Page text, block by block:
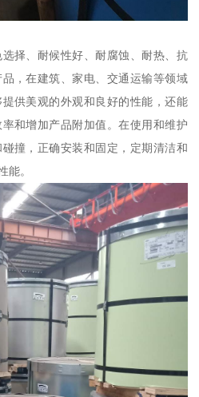
择、耐候性好、耐腐蚀、耐热、抗
，在建筑、家电、交通运输等领域
供美观的外观和良好的性能，还能
和增加产品附加值。在使用和维护
撞，正确安装和固定，定期清洁和
能。